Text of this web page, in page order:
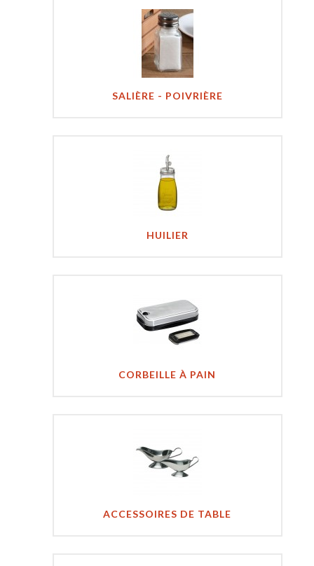
SALIÈRE - POIVRIÈRE
HUILIER
CORBEILLE À PAIN
ACCESSOIRES DE TABLE